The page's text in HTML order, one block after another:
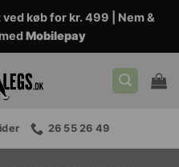
ved køb for kr. 499 | Nem &
Mobilepay
26 55 26 49